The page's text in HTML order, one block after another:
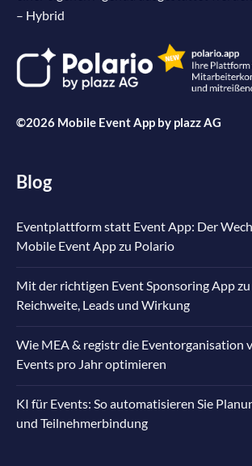
– Hybrid
©2026 Mobile Event App by plazz AG
Blog
Eventplattform statt Event App: Der
Mobile Event App zu Polario
Mit der richtigen Event Sponsoring App
Reichweite, Leads und Wirkung
Wie MEA & registr die Eventorganisation
Events pro Jahr optimieren
KI für Events: So automatisieren Sie
und Teilnehmerbindung